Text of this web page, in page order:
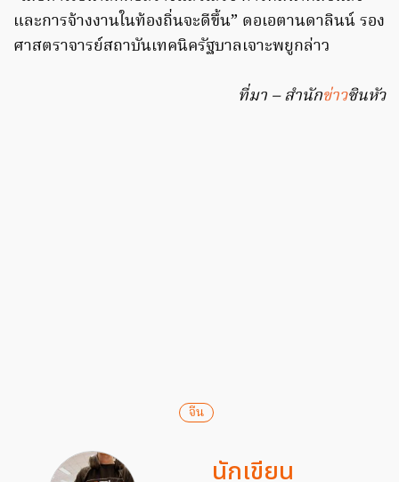
และการจ้างงานในท้องถิ่นจะดีขึ้น” ดอเอตานดาลินน์ รอง
ศาสตราจารย์สถาบันเทคนิครัฐบาลเจาะพยูกล่าว
ที่มา – สำนักข่าวซินหัว
จีน
นักเขียน